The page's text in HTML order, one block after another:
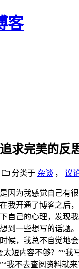
客
求完美的反
分类于 杂谈 ， 议
因为我感觉自己有很
我开通了博客之后
自己的心理，发现
到一些想写的话题
候，我总不自觉地会
太短内容不够？”“我
我不去查阅资料就